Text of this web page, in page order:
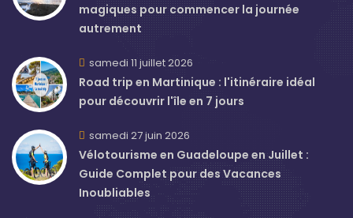
magiques pour commencer la journée
autrement
samedi 11 juillet 2026
Road trip en Martinique : l'itinéraire idéal
pour découvrir l'île en 7 jours
samedi 27 juin 2026
Vélotourisme en Guadeloupe en Juillet :
Guide Complet pour des Vacances
Inoubliables